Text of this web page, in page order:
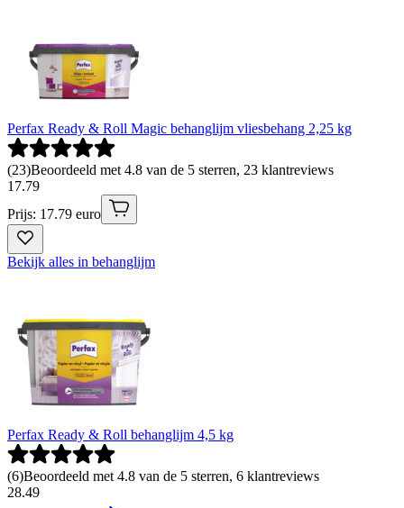
Perfax Ready & Roll Magic behanglijm vliesbehang 2,25 kg
(23)Beoordeeld met 4.8 van de 5 sterren, 23 klantreviews
17.79
Prijs: 17.79 euro
Bekijk alles in behanglijm
Perfax Ready & Roll behanglijm 4,5 kg
(6)Beoordeeld met 4.8 van de 5 sterren, 6 klantreviews
28.49